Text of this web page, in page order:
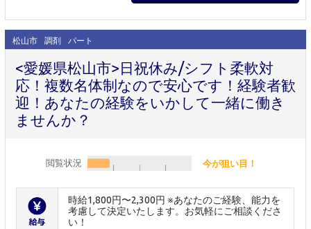
松山市 調剤 パート
<愛媛県松山市>日祝休み/シフト柔軟対
応！複数名体制なので安心です！経験者歓
迎！あなたの経験をいかして一緒に働き
ませんか？
閲覧状況 今が狙い目！
時給1,800円〜2,300円 ※あなたのご経験、能力を
考慮して決定いたします。お気軽にご相談くださ
い！